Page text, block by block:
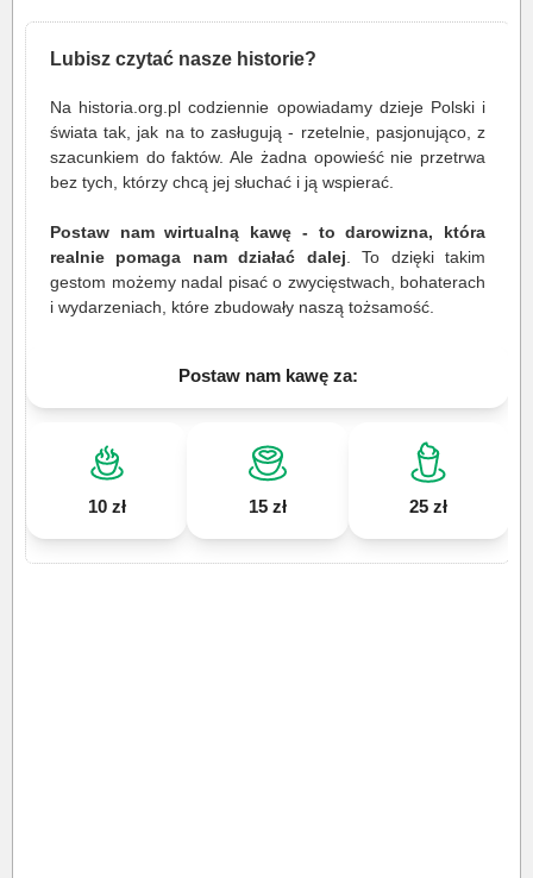
Lubisz czytać nasze historie?
Na historia.org.pl codziennie opowiadamy dzieje Polski i
świata tak, jak na to zasługują - rzetelnie, pasjonująco, z
szacunkiem do faktów. Ale żadna opowieść nie przetrwa
bez tych, którzy chcą jej słuchać i ją wspierać.
Postaw nam wirtualną kawę - to darowizna, która
realnie pomaga nam działać dalej . To dzięki takim
gestom możemy nadal pisać o zwycięstwach, bohaterach
i wydarzeniach, które zbudowały naszą tożsamość.
Postaw nam kawę za:
10 zł 15 zł 25 zł